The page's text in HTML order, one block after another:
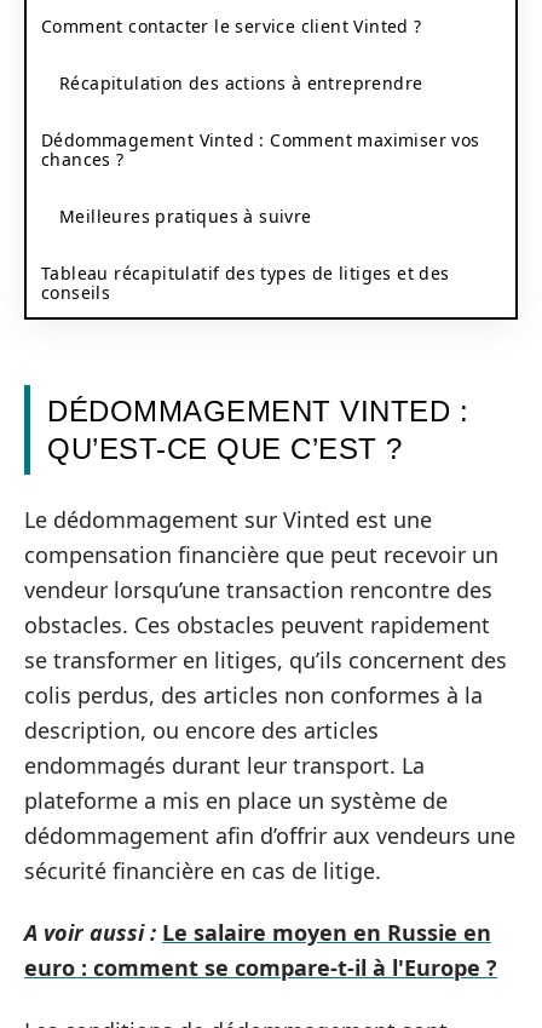
Comment contacter le service client Vinted ?
Récapitulation des actions à entreprendre
Dédommagement Vinted : Comment maximiser vos
chances ?
Meilleures pratiques à suivre
Tableau récapitulatif des types de litiges et des
conseils
DÉDOMMAGEMENT VINTED :
QU’EST-CE QUE C’EST ?
Le dédommagement sur Vinted est une
compensation financière que peut recevoir un
vendeur lorsqu’une transaction rencontre des
obstacles. Ces obstacles peuvent rapidement
se transformer en litiges, qu’ils concernent des
colis perdus, des articles non conformes à la
description, ou encore des articles
endommagés durant leur transport. La
plateforme a mis en place un système de
dédommagement afin d’offrir aux vendeurs une
sécurité financière en cas de litige.
A voir aussi : Le salaire moyen en Russie en
euro : comment se compare-t-il à l'Europe ?